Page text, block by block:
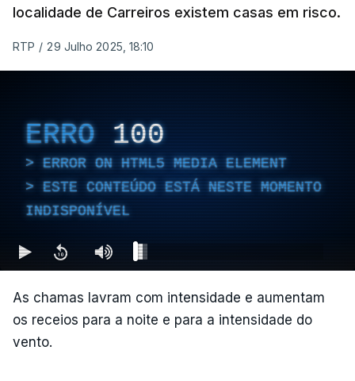
localidade de Carreiros existem casas em risco.
RTP / 29 Julho 2025, 18:10
ERRO 100
ERROR ON HTML5 MEDIA ELEMENT
ESTE CONTEÚDO ESTÁ NESTE MOMENTO
INDISPONÍVEL
As chamas lavram com intensidade e aumentam
os receios para a noite e para a intensidade do
vento.